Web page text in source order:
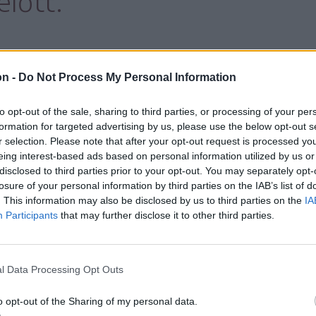
- Do Not Process My Personal Information
opt-out of the sale, sharing to third parties, or processing of your
for targeted advertising by us, please use the below opt-out
selection. Please note that after your opt-out request is processed
interest-based ads based on personal information utilized by us
to third parties prior to your opt-out. You may separately
of your personal information by third parties on the IAB’s list of
This information may also be disclosed by us to third parties on the
Participants that may further disclose it to other third parties.
Data Processing Opt Outs
opt-out of the Sharing of my personal data.
tájékoztatta a tűzoltókat, hogy
felnőtt és négy kiskorú – volt megszállva,
valószínűleg a
a férfi keresésébe fogtak. A
a mentők, mivel a kitört ablakkal